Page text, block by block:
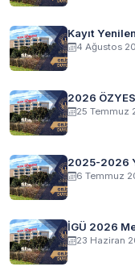
Kayıt
4 Ağustos
2026
25 Temmuz
2025-2026
6 Temmuz
İGÜ 2026
23 Haziran